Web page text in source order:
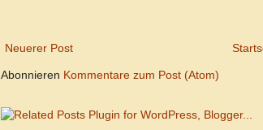
Neuerer Post
Abonnieren Kommentare zum Post (Atom)